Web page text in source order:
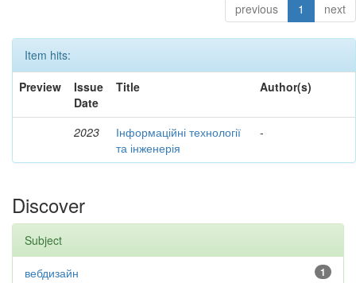
previous 1 next
Item hits:
Preview
Issue
Date
Title Author(s)
2023
Інформаційні технології
та інженерія
-
Discover
Subject
1
вебдизайн